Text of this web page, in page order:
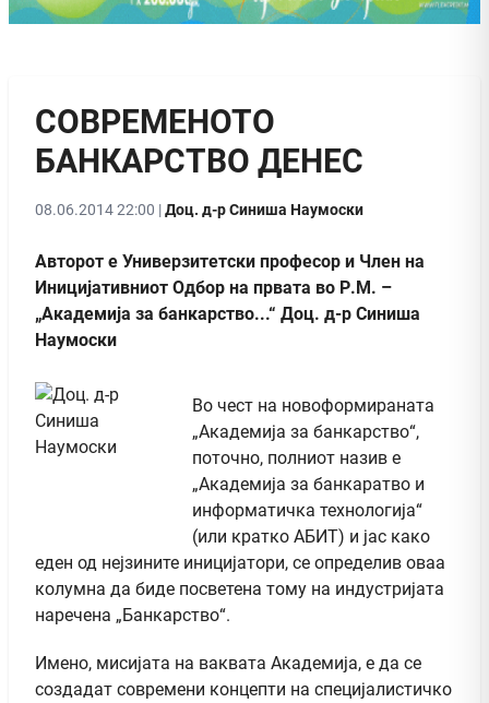
СОВРЕМЕНОТО
БАНКАРСТВО ДЕНЕС
08.06.2014 22:00 |Доц. д-р Синиша Наумоски
Авторот е Универзитетски професор и Член на
Иницијативниот Одбор на првата во Р.М. –
„Академија за банкарство...“ Доц. д-р Синиша
Наумоски
Во чест на новоформираната
„Академија за банкарство“,
поточно, полниот назив е
„Академија за банкаратво и
информатичка технологија“
(или кратко АБИТ) и јас како
еден од нејзините иницијатори, се определив оваа
колумна да биде посветена тому на индустријата
наречена „Банкарство“.
Имено, мисијата на ваквата Академија, е да се
создадат современи концепти на специјалистичко